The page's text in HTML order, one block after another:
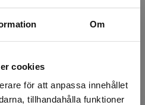
Om
cookies
för att anpassa innehållet
tillhandahålla funktioner